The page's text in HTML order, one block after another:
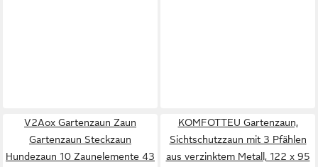
V2Aox Gartenzaun Zaun
Gartenzaun Steckzaun
Hundezaun 10 Zaunelemente 43
KOMFOTTEU Gartenzaun,
Sichtschutzzaun mit 3 Pfählen
aus verzinktem Metall, 122 x 95